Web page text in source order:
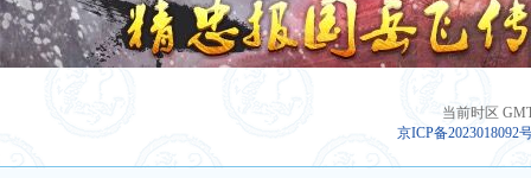
当前时区
京ICP备2023018092